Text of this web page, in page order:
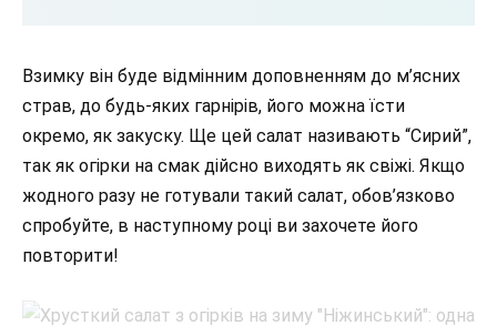
Взимку він буде відмінним доповненням до м’ясних
страв, до будь-яких гарнірів, його можна їсти
окремо, як закуску. Ще цей салат називають “Сирий”,
так як огірки на смак дійсно виходять як свіжі. Якщо
жодного разу не готували такий салат, обов’язково
спробуйте, в наступному році ви захочете його
повторити!